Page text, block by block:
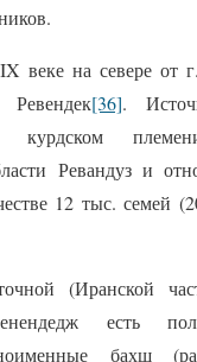
веке на севере от
Ревендек[36].
курдском
Ревандуз и
12 тыс. семей
(Иранской
есть
бахш